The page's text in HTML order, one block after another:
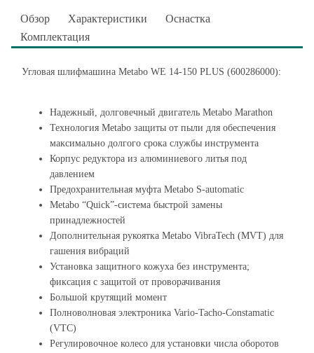
Обзор Характеристики
Оснастка
Комплектация
Угловая шлифмашина Metabo WE 14-150 PLUS (600286000):
Надежный, долговечный двигатель Metabo Marathon
Технология Metabo защиты от пыли для обеспечения
максимально долгого срока службы инструмента
Корпус редуктора из алюминиевого литья под
давлением
Предохранительная муфта Metabo S-automatic
Metabo “Quick”-система быстрой замены
принадлежностей
Дополнительная рукоятка Metabo VibraTech (MVT) для
гашения вибраций
Установка защитного кожуха без инструмента;
фиксация с защитой от проворачивания
Большой крутящий момент
Полноволновая электроника Vario-Tacho-Constamatic
(VTC)
Регулировочное колесо для установки числа оборотов